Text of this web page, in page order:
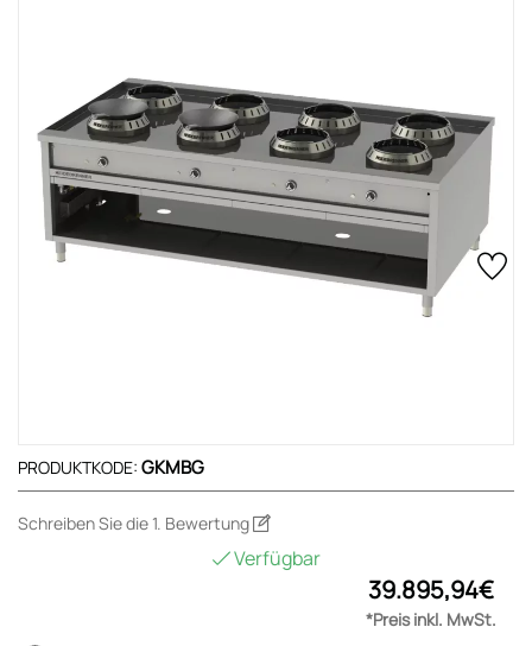
PRODUKTKODE: GKMBG
Schreiben Sie die 1. Bewertung
Verfügbar
39.895,94€
*Preis inkl. MwSt.